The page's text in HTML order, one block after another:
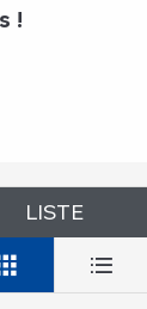
!
LISTE